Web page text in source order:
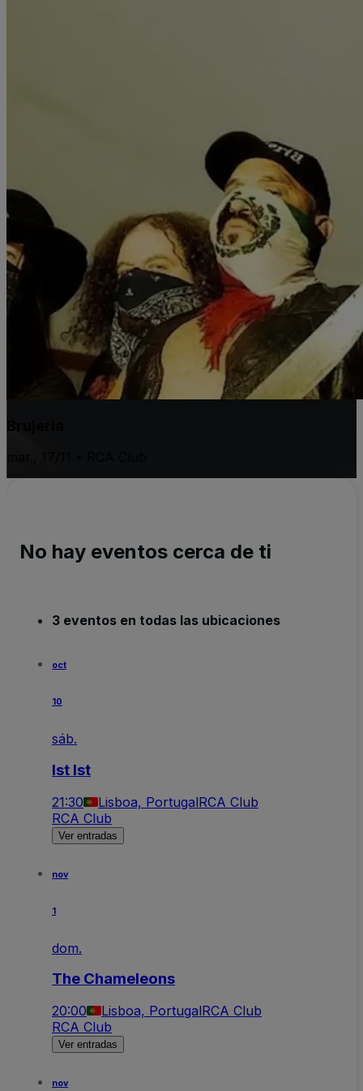
Brujeria
No hay eventos cerca de ti
3 eventos en todas las ubicaciones
oct
10
sáb.
Ist Ist
21:30 Lisboa, PortugalRCA Club
RCA Club
Ver entradas
nov
1
dom.
The Chameleons
20:00 Lisboa, PortugalRCA Club
RCA Club
Ver entradas
nov